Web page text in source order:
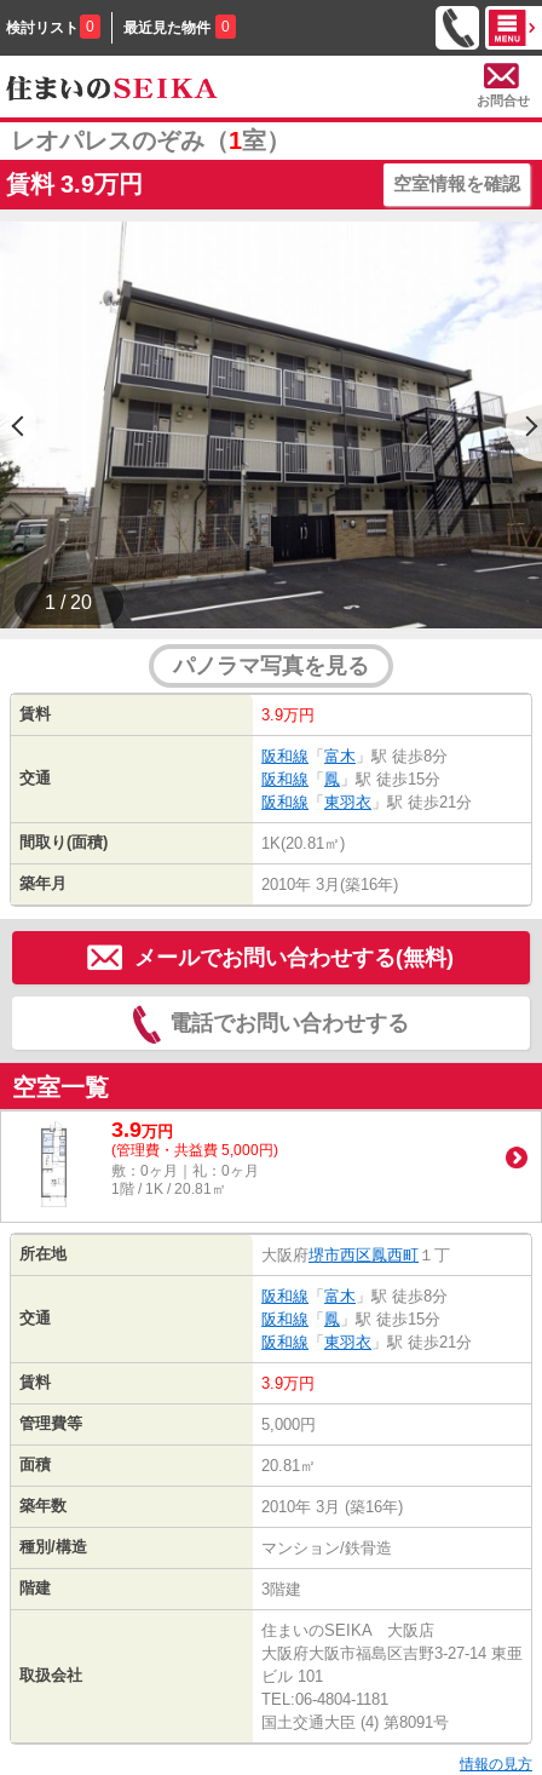
検討リスト 0 最近見た物件 0
お問合せ
レオパレスのぞみ（1室）
賃料 3.9万円 空室情報を確認
1 / 20
パノラマ写真を見る
賃料 3.9万円
交通
阪和線 「 富木 」駅 徒歩8分
阪和線 「 鳳 」駅 徒歩15分
阪和線 「 東羽衣 」駅 徒歩21分
間取り(面積) 1K(20.81㎡)
築年月 2010年 3月(築16年)
メールでお問い合わせする(無料)
電話でお問い合わせする
空室一覧
3.9万円
(管理費・共益費 5,000円)
敷：0ヶ月｜礼：0ヶ月
1階 / 1K / 20.81㎡
所在地 大阪府堺市西区鳳西町 １丁
交通
阪和線 「 富木 」駅 徒歩8分
阪和線 「 鳳 」駅 徒歩15分
阪和線 「 東羽衣 」駅 徒歩21分
賃料 3.9万円
管理費等 5,000円
面積 20.81㎡
築年数 2010年 3月 (築16年)
種別/構造 マンション/鉄骨造
階建 3階建
取扱会社
住まいのSEIKA 大阪店
大阪府大阪市福島区吉野3-27-14 東亜
ビル 101
TEL:06-4804-1181
国土交通大臣 (4) 第8091号
情報の見方